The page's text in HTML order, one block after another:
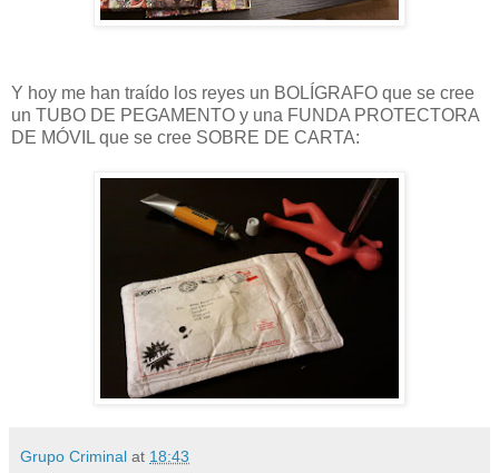
Y hoy me han traído los reyes un BOLÍGRAFO que se cree
un TUBO DE PEGAMENTO y una FUNDA PROTECTORA
DE MÓVIL que se cree SOBRE DE CARTA:
Grupo Criminal at 18:43